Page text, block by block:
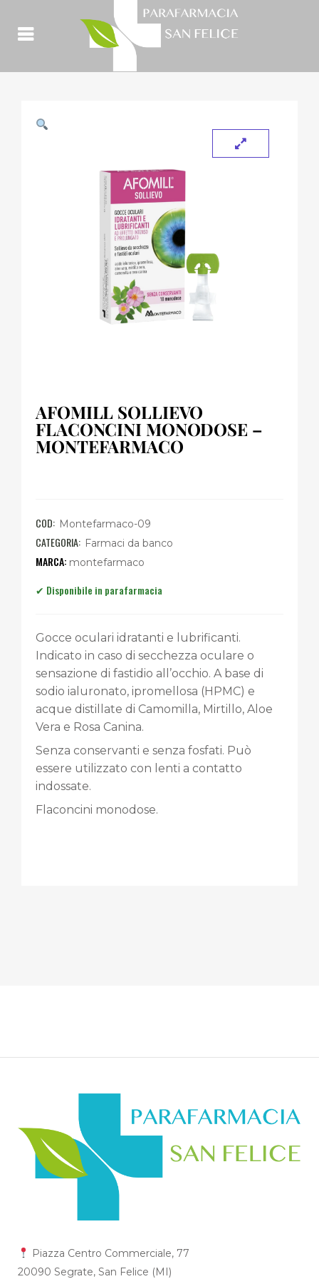
AFOMILL SOLLIEVO
FLACONCINI MONODOSE –
MONTEFARMACO
COD: Montefarmaco-09
CATEGORIA: Farmaci da banco
montefarmaco
Gocce oculari idratanti e lubrificanti.
Indicato in caso di secchezza oculare o
sensazione di fastidio all’occhio. A base di
sodio ialuronato, ipromellosa (HPMC) e
acque distillate di Camomilla, Mirtillo, Aloe
Vera e Rosa Canina.
Senza conservanti e senza fosfati. Può
essere utilizzato con lenti a contatto
indossate.
Flaconcini monodose.
Piazza Centro Commerciale, 77
20090 Segrate, San Felice (MI)